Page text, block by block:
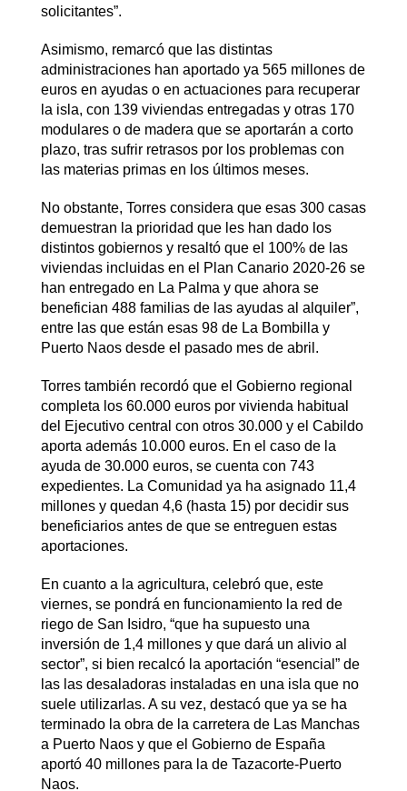
solicitantes”.
Asimismo, remarcó que las distintas
administraciones han aportado ya 565 millones de
euros en ayudas o en actuaciones para recuperar
la isla, con 139 viviendas entregadas y otras 170
modulares o de madera que se aportarán a corto
plazo, tras sufrir retrasos por los problemas con
las materias primas en los últimos meses.
No obstante, Torres considera que esas 300 casas
demuestran la prioridad que les han dado los
distintos gobiernos y resaltó que el 100% de las
viviendas incluidas en el Plan Canario 2020-26 se
han entregado en La Palma y que ahora se
benefician 488 familias de las ayudas al alquiler”,
entre las que están esas 98 de La Bombilla y
Puerto Naos desde el pasado mes de abril.
Torres también recordó que el Gobierno regional
completa los 60.000 euros por vivienda habitual
del Ejecutivo central con otros 30.000 y el Cabildo
aporta además 10.000 euros. En el caso de la
ayuda de 30.000 euros, se cuenta con 743
expedientes. La Comunidad ya ha asignado 11,4
millones y quedan 4,6 (hasta 15) por decidir sus
beneficiarios antes de que se entreguen estas
aportaciones.
En cuanto a la agricultura, celebró que, este
viernes, se pondrá en funcionamiento la red de
riego de San Isidro, “que ha supuesto una
inversión de 1,4 millones y que dará un alivio al
sector”, si bien recalcó la aportación “esencial” de
las las desaladoras instaladas en una isla que no
suele utilizarlas. A su vez, destacó que ya se ha
terminado la obra de la carretera de Las Manchas
a Puerto Naos y que el Gobierno de España
aportó 40 millones para la de Tazacorte-Puerto
Naos.